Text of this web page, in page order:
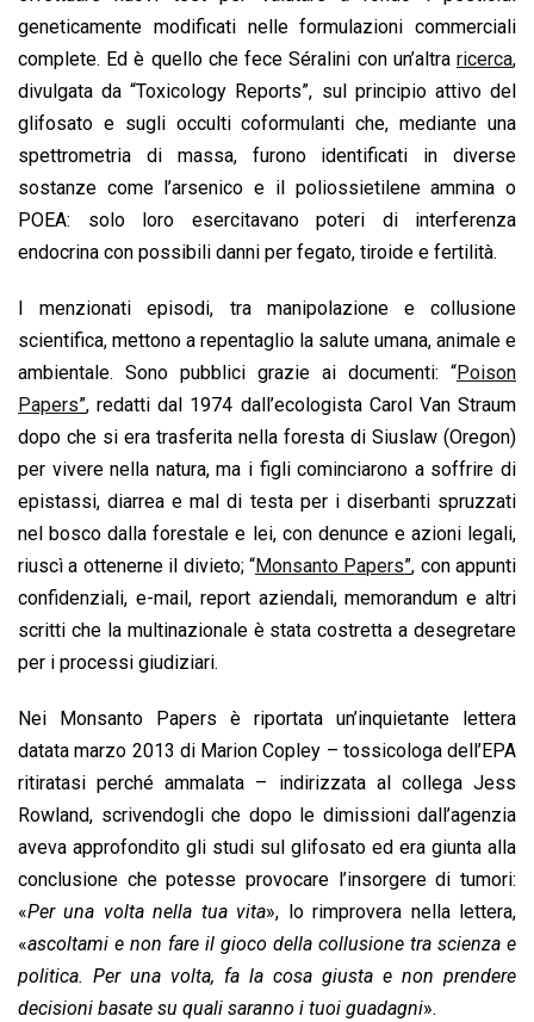
geneticamente modificati nelle formulazioni commerciali
complete. Ed è quello che fece Séralini con un’altra ricerca,
divulgata da “Toxicology Reports”, sul principio attivo del
glifosato e sugli occulti coformulanti che, mediante una
spettrometria di massa, furono identificati in diverse
sostanze come l’arsenico e il poliossietilene ammina o
POEA: solo loro esercitavano poteri di interferenza
endocrina con possibili danni per fegato, tiroide e fertilità.
I menzionati episodi, tra manipolazione e collusione
scientifica, mettono a repentaglio la salute umana, animale e
ambientale. Sono pubblici grazie ai documenti: “Poison
Papers”, redatti dal 1974 dall’ecologista Carol Van Straum
dopo che si era trasferita nella foresta di Siuslaw (Oregon)
per vivere nella natura, ma i figli cominciarono a soffrire di
epistassi, diarrea e mal di testa per i diserbanti spruzzati
nel bosco dalla forestale e lei, con denunce e azioni legali,
riuscì a ottenerne il divieto; “Monsanto Papers”, con appunti
confidenziali, e-mail, report aziendali, memorandum e altri
scritti che la multinazionale è stata costretta a desegretare
per i processi giudiziari.
Nei Monsanto Papers è riportata un’inquietante lettera
datata marzo 2013 di Marion Copley – tossicologa dell’EPA
ritiratasi perché ammalata – indirizzata al collega Jess
Rowland, scrivendogli che dopo le dimissioni dall’agenzia
aveva approfondito gli studi sul glifosato ed era giunta alla
conclusione che potesse provocare l’insorgere di tumori:
«Per una volta nella tua vita», lo rimprovera nella lettera,
«ascoltami e non fare il gioco della collusione tra scienza e
politica. Per una volta, fa la cosa giusta e non prendere
decisioni basate su quali saranno i tuoi guadagni».